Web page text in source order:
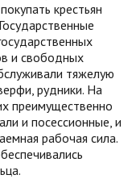
крестьян
и свободных
тяжелую
рудники. На
преимущественно
и посессион­ные, и
рабочая сила.